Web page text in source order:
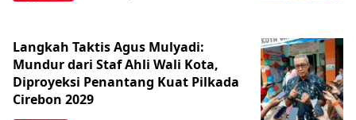
Langkah Taktis Agus Mulyadi:
Mundur dari Staf Ahli Wali Kota,
Diproyeksi Penantang Kuat Pilkada
Cirebon 2029